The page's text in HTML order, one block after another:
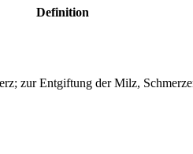
Definition
zur Entgiftung der Milz,